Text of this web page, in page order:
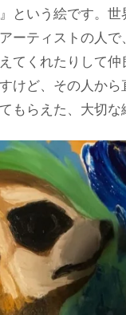
という絵です。
ーティストの人
てくれたりして
けど、その人から
もらえた、大切な